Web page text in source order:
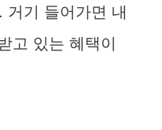
거기 들어가면 내
고 있는 혜택이